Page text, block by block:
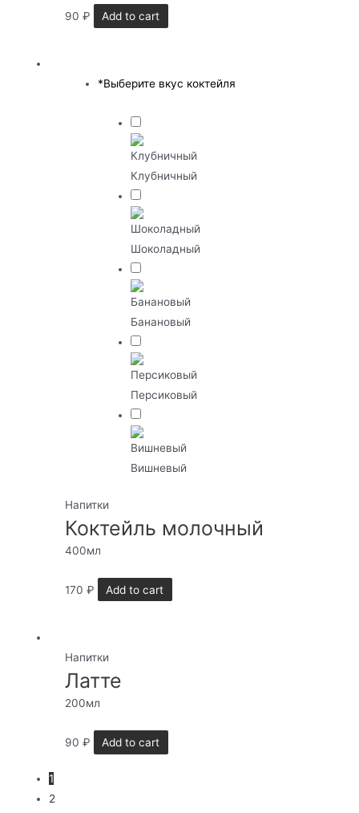
90₽ Add to cart
*Выберите вкус коктейля
Клубничный
Шоколадный
Банановый
Персиковый
Вишневый
Напитки
Коктейль молочный
400мл
170₽ Add to cart
Напитки
Латте
200мл
90₽ Add to cart
1
2